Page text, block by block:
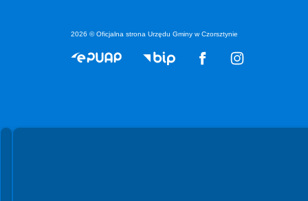
2026 © Oficjalna strona Urzędu Gminy w Czorsztynie
Spełniamy standardy WCAG 2.2
Spełniamy standardy W3C